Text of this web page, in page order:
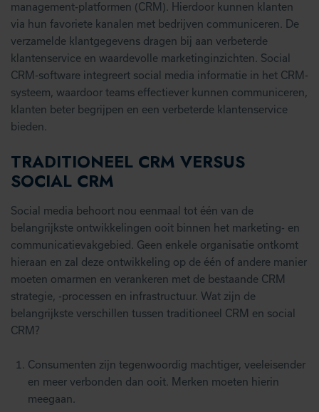
management-platformen (CRM). Hierdoor kunnen klanten
via hun favoriete kanalen met bedrijven communiceren. De
verzamelde klantgegevens dragen bij aan verbeterde
klantenservice en waardevolle marketinginzichten. Social
CRM-software integreert social media informatie in het CRM-
systeem, waardoor teams effectiever kunnen communiceren,
klanten beter begrijpen en een verbeterde klantenservice
bieden.
TRADITIONEEL CRM VERSUS
SOCIAL CRM
Social media behoort nou eenmaal tot één van de
belangrijkste ontwikkelingen ooit binnen het marketing- en
communicatievakgebied. Geen enkele organisatie ontkomt
hieraan en zal deze ontwikkeling op de één of andere manier
moeten omarmen en verankeren met de bestaande CRM
strategie, -processen en infrastructuur. Wat zijn de
belangrijkste verschillen tussen traditioneel CRM en social
CRM?
Consumenten zijn tegenwoordig machtiger, veeleisender
en meer verbonden dan ooit. Merken moeten hierin
meegaan.